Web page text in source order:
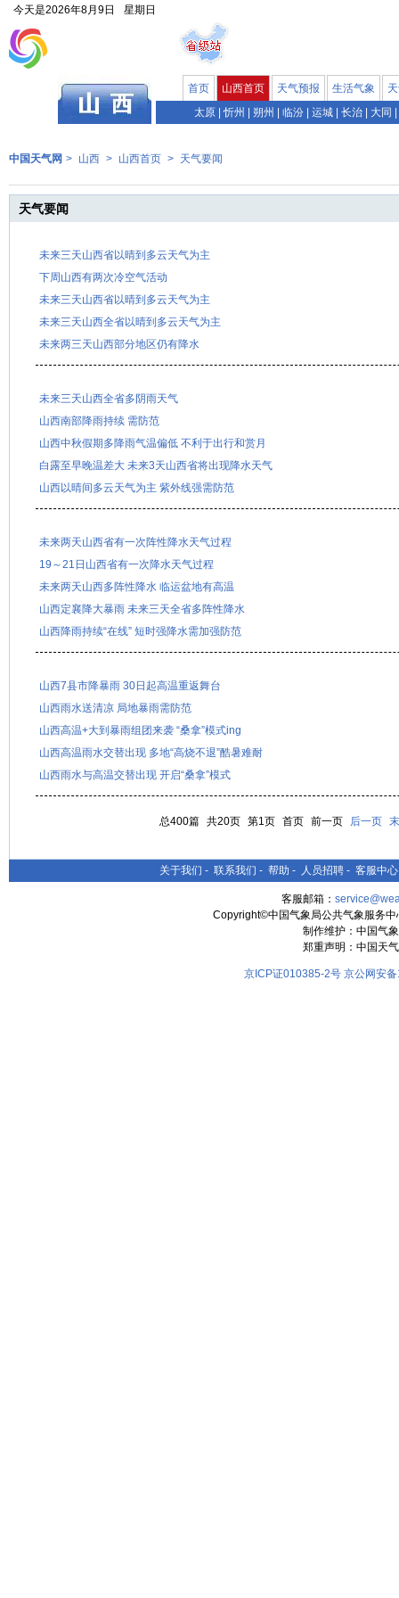
今天是2026年8月9日 星期日
首页 山西首页 天气预报 生活气象
太原
忻州 朔州 临汾 运城 长治 大同
中国天气网 > 山西 > 山西首页 > 天气要闻
天气要闻
未来三天山西省以晴到多云天气为主
下周山西有两次冷空气活动
未来三天山西省以晴到多云天气为主
未来三天山西全省以晴到多云天气为主
未来两三天山西部分地区仍有降水
未来三天山西全省多阴雨天气
山西南部降雨持续 需防范
山西中秋假期多降雨气温偏低 不利于出行和赏月
白露至早晚温差大 未来3天山西省将出现降水天气
山西以晴间多云天气为主 紫外线强需防范
未来两天山西省有一次阵性降水天气过程
19～21日山西省有一次降水天气过程
未来两天山西多阵性降水 临运盆地有高温
山西定襄降大暴雨 未来三天全省多阵性降水
山西降雨持续“在线” 短时强降水需加强防范
山西7县市降暴雨 30日起高温重返舞台
山西雨水送清凉 局地暴雨需防范
山西高温+大到暴雨组团来袭 “桑拿”模式ing
山西高温雨水交替出现 多地“高烧不退”酷暑难耐
山西雨水与高温交替出现 开启“桑拿”模式
总400篇 共20页 第1页 首页 前一页 后一页
关于我们 - 联系我们 - 帮助 - 人员招聘 - 客服中心
客服邮箱：
Copyright©中国气象局公共气象服务
制作维护：中国气
郑重声明：中国天
京ICP证010385-2号 京公网安